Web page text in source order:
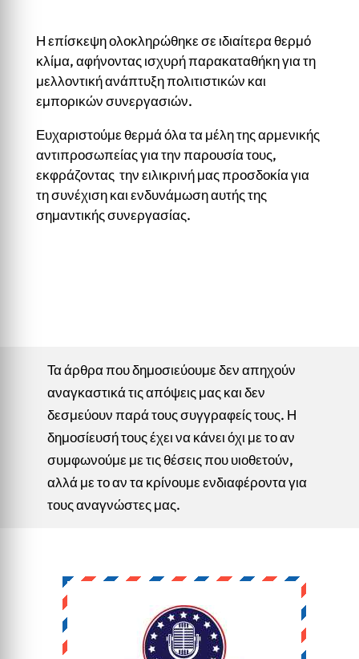
Η επίσκεψη ολοκληρώθηκε σε ιδιαίτερα θερμό
κλίμα, αφήνοντας ισχυρή παρακαταθήκη για τη
μελλοντική ανάπτυξη πολιτιστικών και
εμπορικών συνεργασιών.
Ευχαριστούμε θερμά όλα τα μέλη της αρμενικής
αντιπροσωπείας για την παρουσία τους,
εκφράζοντας την ειλικρινή μας προσδοκία για
τη συνέχιση και ενδυνάμωση αυτής της
σημαντικής συνεργασίας.
Τα άρθρα που δημοσιεύουμε δεν απηχούν
αναγκαστικά τις απόψεις μας και δεν
δεσμεύουν παρά τους συγγραφείς τους. Η
δημοσίευσή τους έχει να κάνει όχι με το αν
συμφωνούμε με τις θέσεις που υιοθετούν,
αλλά με το αν τα κρίνουμε ενδιαφέροντα για
τους αναγνώστες μας.